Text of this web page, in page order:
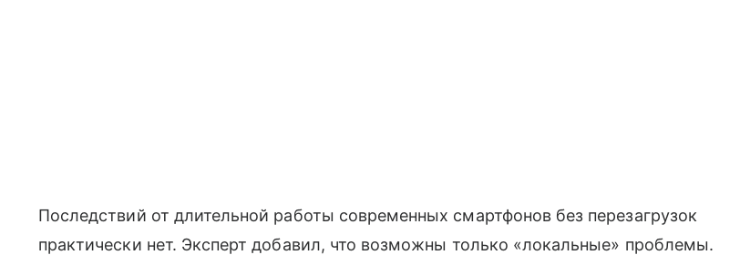
Последствий от длительной работы современных смартфонов без перезагрузок
практически нет. Эксперт добавил, что возможны только «локальные» проблемы.